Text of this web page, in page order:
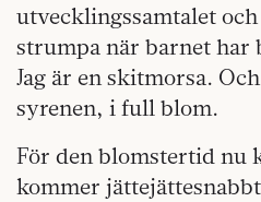
utvecklingssamtalet
strumpa när barnet har
Jag är en skitmorsa.
syrenen, i full blom.
För den blomstertid nu
kommer